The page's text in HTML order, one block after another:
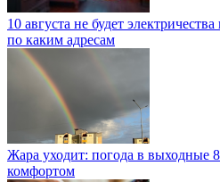
10 августа не будет
по каким адресам
Жара уходит: погода в выходные 8
комфортом